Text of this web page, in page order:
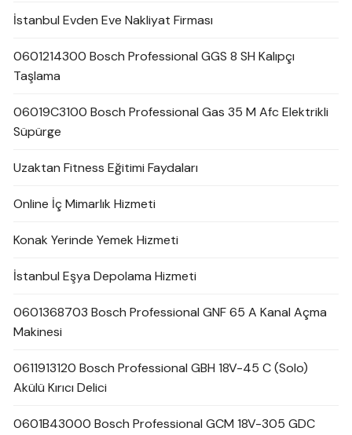
İstanbul Evden Eve Nakliyat Firması
0601214300 Bosch Professional GGS 8 SH Kalıpçı
Taşlama
06019C3100 Bosch Professional Gas 35 M Afc Elektrikli
Süpürge
Uzaktan Fitness Eğitimi Faydaları
Online İç Mimarlık Hizmeti
Konak Yerinde Yemek Hizmeti
İstanbul Eşya Depolama Hizmeti
0601368703 Bosch Professional GNF 65 A Kanal Açma
Makinesi
0611913120 Bosch Professional GBH 18V-45 C (Solo)
Akülü Kırıcı Delici
0601B43000 Bosch Professional GCM 18V-305 GDC